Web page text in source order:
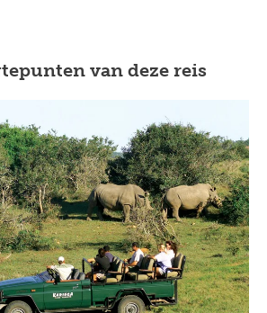
van deze reis